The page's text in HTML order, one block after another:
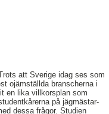
att Sverige idag ses som
ojämställda branscherna i
en lika villkorsplan som
på jägmästar-
dessa frågor. Studien